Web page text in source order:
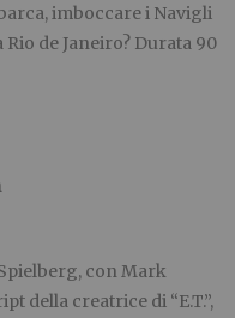
imboccare i Navigli
de Janeiro? Durata 90
con Mark
della creatrice di “E.T.”,